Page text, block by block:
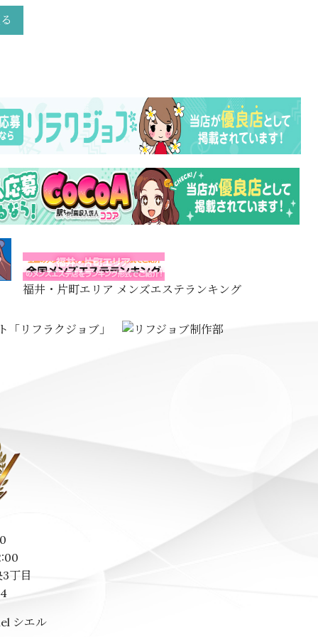
福井・片町エリア メンズエステランキング
丁目
シエル